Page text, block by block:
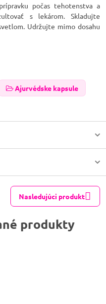
počas tehotenstva a
s lekárom. Skladujte
Udržujte mimo dosahu
Ajurvédske kapsule
Nasledujúci produkt
produkty